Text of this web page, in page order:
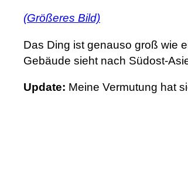
(Größeres Bild)
Das Ding ist genauso groß wie
Gebäude sieht nach Südost-
Update: Meine Vermutung hat